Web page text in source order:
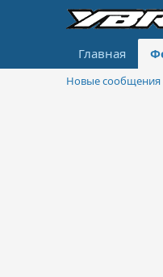
Главная
Новые сообщения